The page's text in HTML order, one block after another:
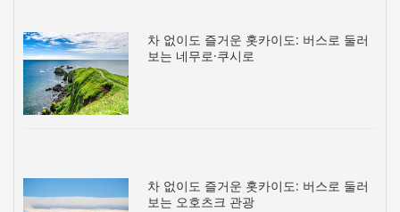
차 없이도 즐거운 홋카이도: 버스로 둘러
보는 네무로·쿠시로
차 없이도 즐거운 홋카이도: 버스로 둘러
보는 오호츠크 관광